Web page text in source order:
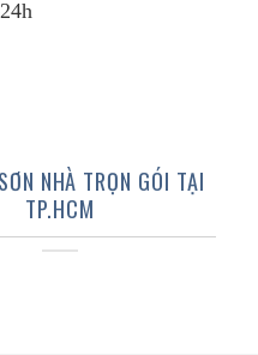
NHÀ TRỌN GÓI TẠI
TP.HCM